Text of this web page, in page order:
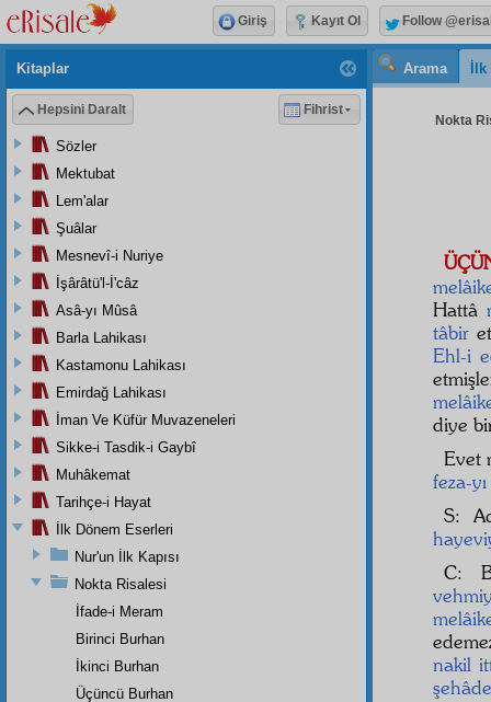
Arama
Nokta
Hattâ
tâbir
Ehl-i
diye
Evet
feza-
S:
C:
nakil
Kitaplar
Hepsini Daralt Fihrist
Sözler
Mektubat
Lem'alar
Şuâlar
Mesnevî-i Nuriye
İşârâtü'l-İ'câz
Asâ-yı Mûsâ
Barla Lahikası
Kastamonu Lahikası
Emirdağ Lahikası
İman Ve Küfür Muvazeneleri
Sikke-i Tasdik-i Gaybî
Muhâkemat
Tarihçe-i Hayat
İlk Dönem Eserleri
Nur'un İlk Kapısı
Nokta Risalesi
İfade-i Meram
Birinci Burhan
İkinci Burhan
Üçüncü Burhan
Giriş Kayıt Ol Follow